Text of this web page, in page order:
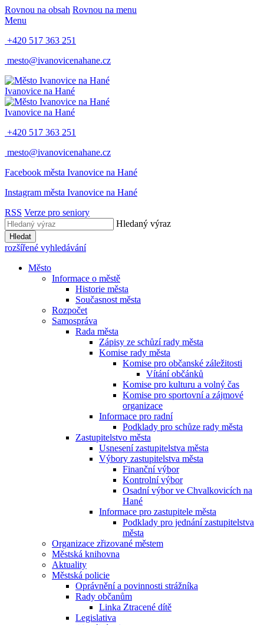
Rovnou na obsah Rovnou na menu
Menu
+420 517 363 251
mesto@ivanovicenahane.cz
Ivanovice na Hané
Ivanovice na Hané
+420 517 363 251
mesto@ivanovicenahane.cz
Facebook města Ivanovice na Hané
Instagram města Ivanovice na Hané
RSS Verze pro seniory
Hledaný výraz
Hledat
rozšířené vyhledávání
Město
Informace o městě
Historie města
Současnost města
Rozpočet
Samospráva
Rada města
Zápisy ze schůzí rady města
Komise rady města
Komise pro občanské záležitosti
Vítání občánků
Komise pro kulturu a volný čas
Komise pro sportovní a zájmové
organizace
Informace pro radní
Podklady pro schůze rady města
Zastupitelstvo města
Usnesení zastupitelstva města
Výbory zastupitelstva města
Finanční výbor
Kontrolní výbor
Osadní výbor ve Chvalkovicích na
Hané
Informace pro zastupitele města
Podklady pro jednání zastupitelstva
města
Organizace zřizované městem
Městská knihovna
Aktuality
Městská policie
Oprávnění a povinnosti strážníka
Rady občanům
Linka Ztracené dítě
Legislativa